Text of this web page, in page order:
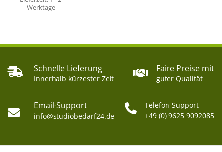
Werktage
Schnelle Lieferung
Innerhalb kürzester Zeit
Faire Preise mit
guter Qualität
Email-Support
info@studiobedarf24.de
Telefon-Support
+49 (0) 9625 9092085